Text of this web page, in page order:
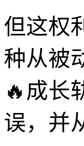
但这权
种从被
🔥成长
误，并